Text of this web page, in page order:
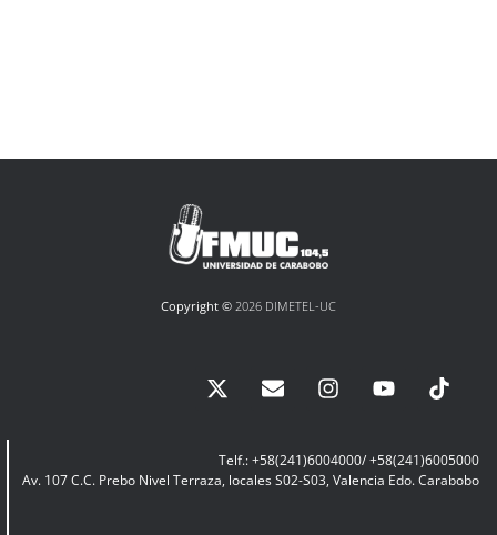
Copyright © 2026 DIMETEL-UC
Telf.: +58(241)6004000/ +58(241)6005000
Av. 107 C.C. Prebo Nivel Terraza, locales S02-S03, Valencia Edo. Carabobo